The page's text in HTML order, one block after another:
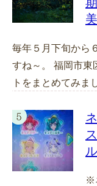
毎年５月下旬から
すね～。 福岡市東
トをまとめてみま
※